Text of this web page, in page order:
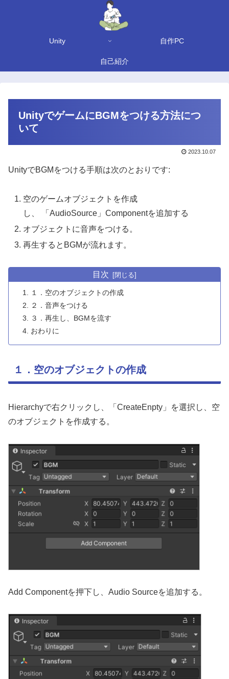
Unity 自作PC
自己紹介
UnityでゲームにBGMをつける方法につ
いて
2023.10.07
UnityでBGMをつける手順は次のとおりです:
空のゲームオブジェクトを作成
し、 「AudioSource」Componentを追加する
オブジェクトに音声をつける。
再生するとBGMが流れます。
目次
１．空のオブジェクトの作成
２．音声をつける
３．再生し、BGMを流す
おわりに
１．空のオブジェクトの作成
Hierarchyで右クリックし、「CreateEnpty」を選択し、空
のオブジェクトを作成する。
Add Componentを押下し、Audio Sourceを追加する。